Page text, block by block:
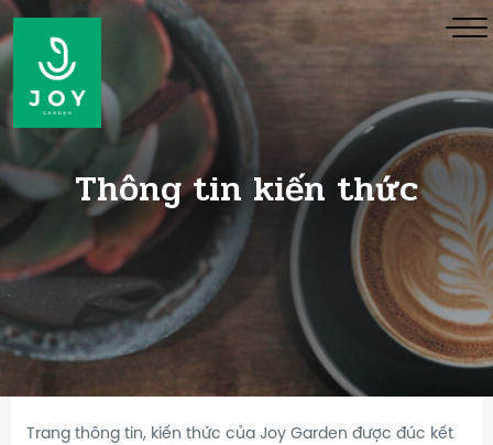
Thông tin kiến thức
Trang thông tin, kiến thức của Joy Garden được đúc kết